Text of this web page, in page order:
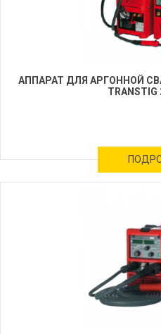
АППАРАТ ДЛЯ АРГОННОЙ